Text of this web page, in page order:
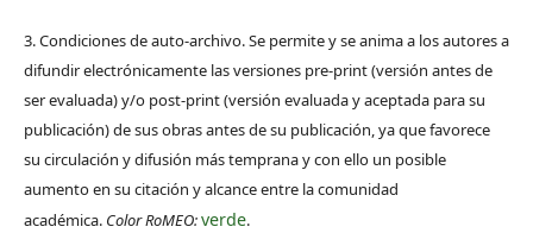
3. Condiciones de auto-archivo. Se permite y se anima a los autores a
difundir electrónicamente las versiones pre-print (versión antes de
ser evaluada) y/o post-print (versión evaluada y aceptada para su
publicación) de sus obras antes de su publicación, ya que favorece
su circulación y difusión más temprana y con ello un posible
aumento en su citación y alcance entre la comunidad
académica. Color RoMEO:verde.